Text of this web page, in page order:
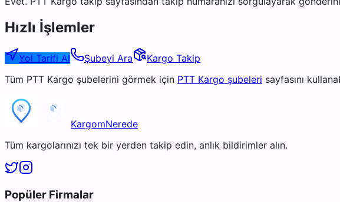
Hızlı İşlemler
Yol Tarifi Al Şubeyi Ara
Kargo Takip
Tüm PTT Kargo şubelerini görmek için PTT Kargo şubeleri sayfasını
KargomNerede
Tüm kargolarınızı tek bir yerden takip edin, anlık bildirimler alın.
Popüler Firmalar